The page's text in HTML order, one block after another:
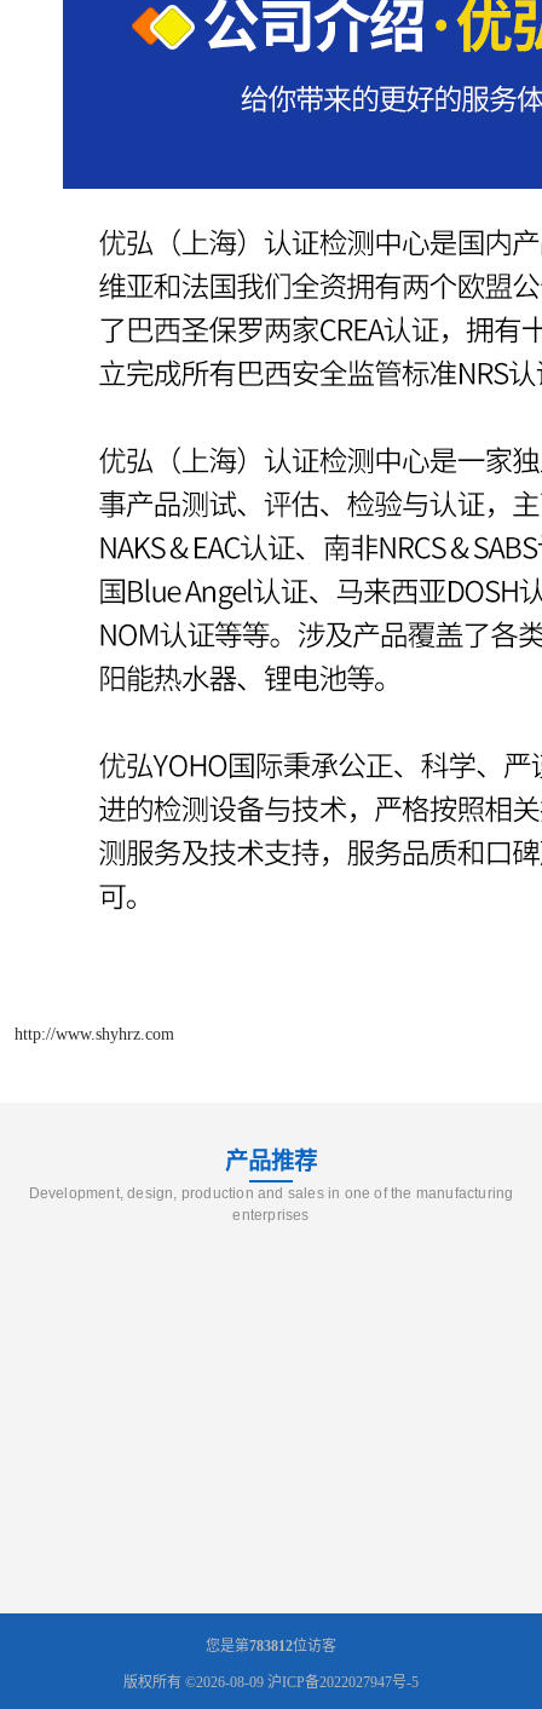
http://www.shyhrz.com
产品推荐
Development, design, production and sales in one of the manufacturing
enterprises
您是第783812位访客
版权所有 ©2026-08-09 沪ICP备2022027947号-5